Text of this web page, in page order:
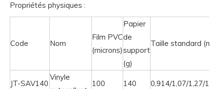
Propriétés physiques :
Code Nom
Film PVC
(microns)
Papier
de
support
(g)
Taille standard (m)
JT-SAV140
Vinyle
100 140 0,914/1,07/1,27/